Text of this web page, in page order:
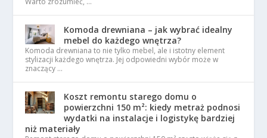
Komoda drewniana – jak wybrać idealny
mebel do każdego wnętrza?
Komoda drewniana to nie tylko mebel, ale i istotny element
stylizacji każdego wnętrza. Jej odpowiedni wybór może w
znaczący …
Koszt remontu starego domu o
powierzchni 150 m²: kiedy metraż podnosi
wydatki na instalacje i logistykę bardziej
niż materiały